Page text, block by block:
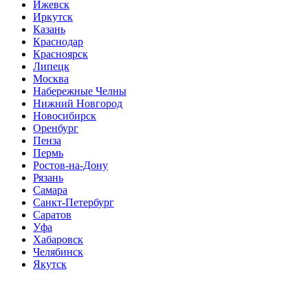
Ижевск
Иркутск
Казань
Краснодар
Красноярск
Липецк
Москва
Набережные Челны
Нижний Новгород
Новосибирск
Оренбург
Пенза
Пермь
Ростов-на-Дону
Рязань
Самара
Санкт-Петербург
Саратов
Уфа
Хабаровск
Челябинск
Якутск